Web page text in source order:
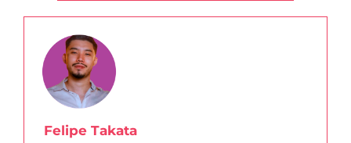
Felipe Takata